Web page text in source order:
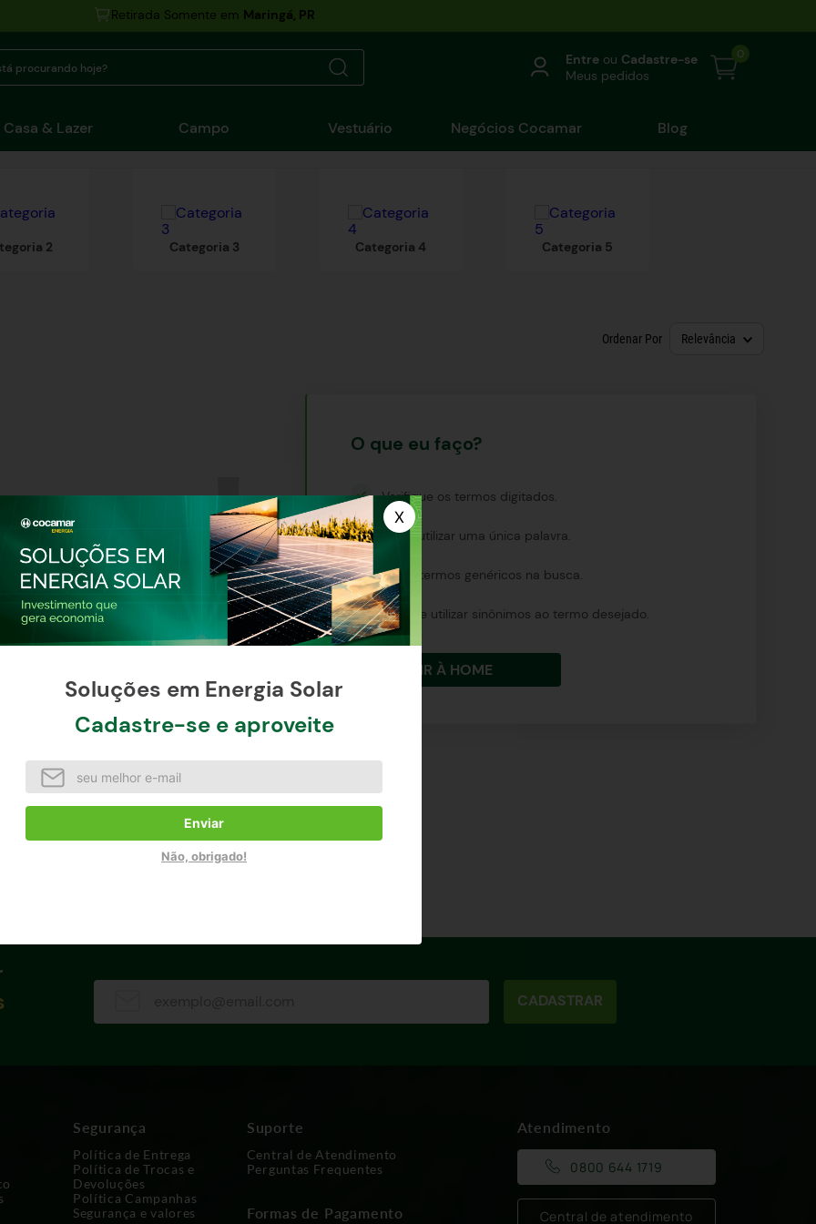
Soluções em Energia Solar
Cadastre-se e aproveite
Enviar
Não, obrigado!
Retirada Somente em Maringá, PR
procurando hoje? Entre ou Cadastre-se
Meus pedidos
0
Casa & Lazer Campo Vestuário Negócios Cocamar Blog
2 Categoria 3 Categoria 4 Categoria 5
Ordenar Por Relevância
O que eu faço?
Verifique os termos digitados.
Tente utilizar uma única palavra.
Utilize termos genéricos na busca.
Procure utilizar sinônimos ao termo desejado.
IR À HOME
CADASTRAR
Segurança
Política de Entrega
Política de Trocas e
Devoluções
Política Campanhas
Segurança e valores
Suporte
Central de Atendimento
Perguntas Frequentes
Formas de Pagamento
Atendimento
0800 644 1719
Central de atendimento